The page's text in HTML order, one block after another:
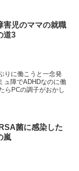
害児のママの就職
道3
りに働こうと一念発
ュ障でADHDなのに働
らPCの調子がおかし
菌に感染した
嵐